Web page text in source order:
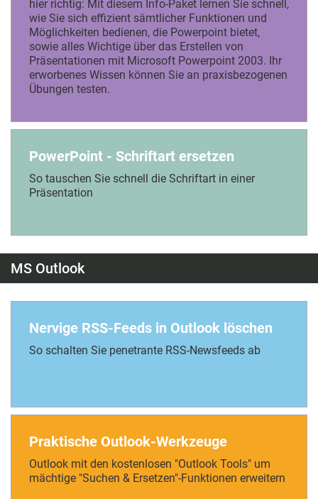
hier richtig: Mit diesem Info-Paket lernen Sie schnell,
wie Sie sich effizient sämtlicher Funktionen und
Möglichkeiten bedienen, die Powerpoint bietet,
sowie alles Wichtige über das Erstellen von
Präsentationen mit Microsoft Powerpoint 2003. Ihr
erworbenes Wissen können Sie an praxisbezogenen
Übungen testen.
PowerPoint - Schriftart ersetzen
So tauschen Sie schnell die Schriftart in einer
Präsentation
MS Outlook
Nervige RSS-Feeds in Outlook löschen
So schalten Sie penetrante RSS-Newsfeeds ab
Praktische Outlook-Werkzeuge
Outlook mit den kostenlosen "Outlook Tools" um
mächtige "Suchen & Ersetzen"-Funktionen erweitern